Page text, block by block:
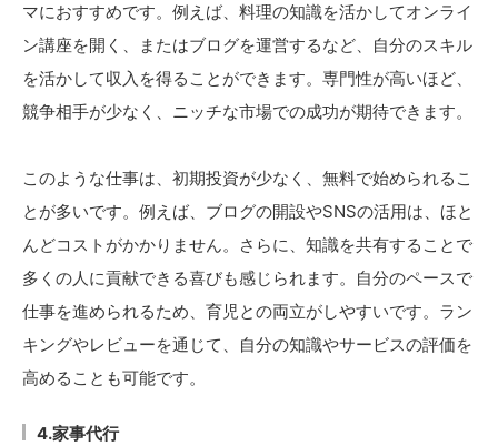
マにおすすめです。例えば、料理の知識を活かしてオンライ
ン講座を開く、またはブログを運営するなど、自分のスキル
を活かして収入を得ることができます。専門性が高いほど、
競争相手が少なく、ニッチな市場での成功が期待できます。
このような仕事は、初期投資が少なく、無料で始められるこ
とが多いです。例えば、ブログの開設やSNSの活用は、ほと
んどコストがかかりません。さらに、知識を共有することで
多くの人に貢献できる喜びも感じられます。自分のペースで
仕事を進められるため、育児との両立がしやすいです。ラン
キングやレビューを通じて、自分の知識やサービスの評価を
高めることも可能です。
4.家事代行